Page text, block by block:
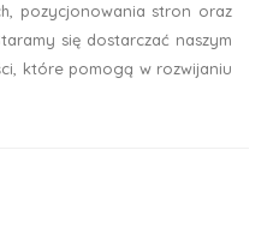
pozycjonowania stron oraz
się dostarczać naszym
które pomogą w rozwijaniu